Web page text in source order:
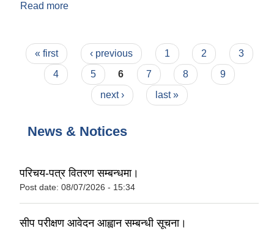
Read more
Pages
« first ‹ previous 1 2
3
4
5 6 7 8
9
next ›
last »
News & Notices
परिचय-पत्र वितरण सम्बन्धमा।
Post date: 08/07/2026 - 15:34
सीप परीक्षण आवेदन आह्वान सम्बन्धी सूचना।